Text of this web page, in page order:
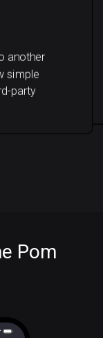
another
simple
party
Pom